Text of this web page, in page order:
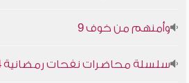
وأمنهم من خوف 9
سلسلة محاضرات نفحات رمضانية 1444هـ